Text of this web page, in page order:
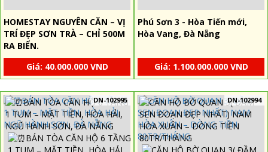
HOMESTAY NGUYÊN CĂN – VỊ
TRÍ ĐẸP SƠN TRÀ – CHỈ 500M
RA BIỂN.
Giá: 40.000.000 VND
Phú Sơn 3 - Hòa Tiến mới,
Hòa Vang, Đà Nẵng
Giá: 1.100.000.000 VND
DN-102995 DN-102994